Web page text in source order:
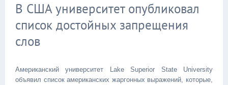
В США университет опубликовал
список достойных запрещения
слов
Американский университет Lake Superior State University
объявил список американских жаргонных выражений, которые,